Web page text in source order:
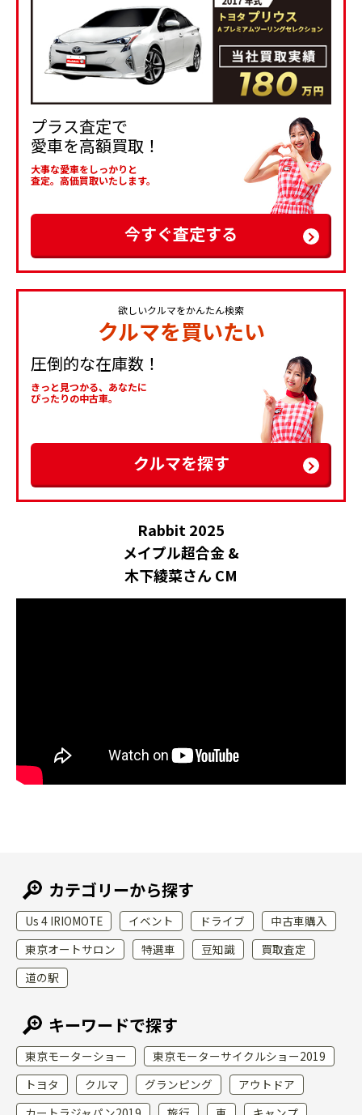
プラス査定で
愛車を高額買取！
大事な愛車をしっかりと
査定。高価買取いたします。
今すぐ査定する
欲しいクルマをかんたん検索
クルマを買いたい
圧倒的な在庫数！
きっと見つかる、あなたに
ぴったりの中古車。
クルマを探す
Rabbit 2025
メイプル超合金 &
木下綾菜さん CM
カテゴリーから探す
Us 4 IRIOMOTE イベント ドライブ
中古車購入
東京オートサロン
特選車 豆知識
買取査定
道の駅
キーワードで探す
東京モーターショー
東京モーターサイクルショー2019
トヨタ
クルマ グランピング
アウトドア